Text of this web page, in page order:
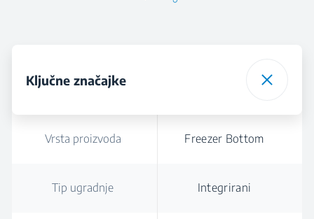
Ključne značajke
Vrsta proizvoda Freezer Bottom
Tip ugradnje Integrirani